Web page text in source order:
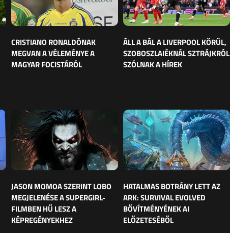
CRISTIANO RONALDÓNAK
MEGVAN A VÉLEMÉNYE A
MAGYAR FOCISTÁRÓL
ÁLL A BÁL A LIVERPOOL KÖRÜL,
SZOBOSZLAIÉKNÁL SZTRÁJKRÓL
SZÓLNAK A HÍREK
JASON MOMOA SZERINT LOBO
MEGJELENÉSE A SUPERGIRL-
FILMBEN HŰ LESZ A
KÉPREGÉNYEKHEZ
HATALMAS BOTRÁNY LETT AZ
ARK: SURVIVAL EVOLVED
BŐVÍTMÉNYÉNEK AI
ELŐZETESÉBŐL